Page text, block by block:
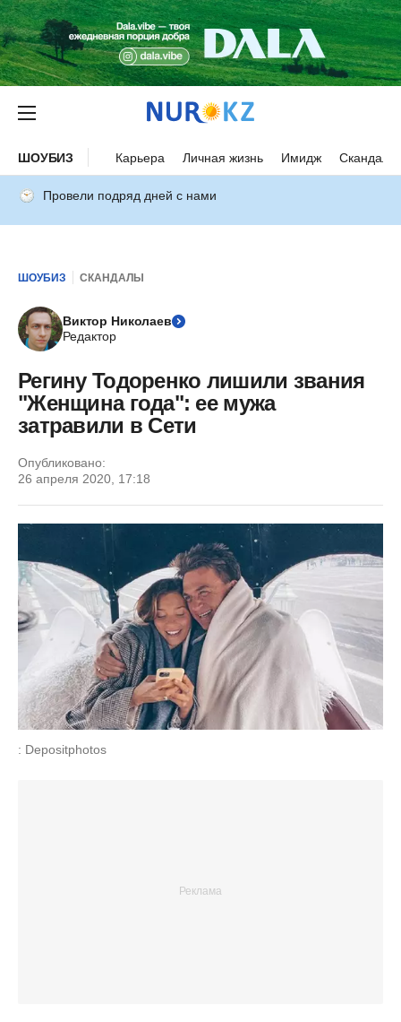
ШОУБИЗ Карьера Личная жизнь Имидж Скандалы
Провели подряд дней с нами
ШОУБИЗ СКАНДАЛЫ
Виктор Николаев
Редактор
Регину Тодоренко лишили звания
"Женщина года": ее мужа
затравили в Сети
Опубликовано:
26 апреля 2020, 17:18
: Depositphotos